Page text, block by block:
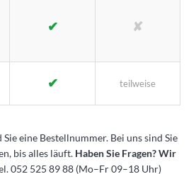
✔ ✘
✔ teilweise
eine Bestellnummer. Bei uns sind Sie
bis alles läuft. Haben Sie Fragen? Wir
052 525 89 88 (Mo–Fr 09–18 Uhr)